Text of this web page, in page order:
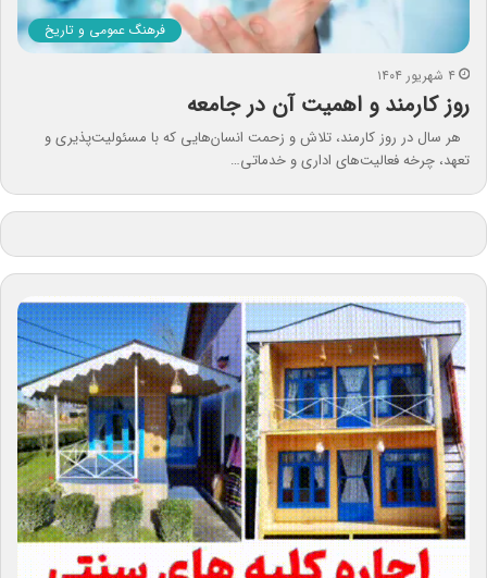
فرهنگ عمومی و تاریخ
۴ شهریور ۱۴۰۴
روز کارمند و اهمیت آن در جامعه
هر سال در روز کارمند، تلاش و زحمت انسان‌هایی که با مسئولیت‌پذیری و
تعهد، چرخه فعالیت‌های اداری و خدماتی…